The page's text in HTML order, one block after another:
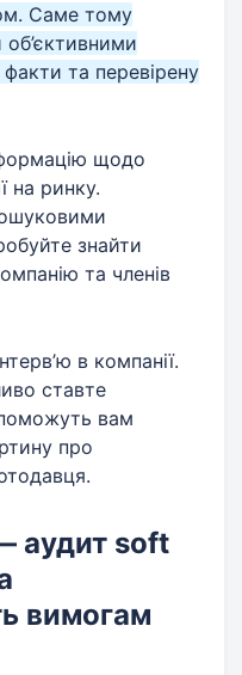
Саме тому
та перевірену
щодо
на ринку.
знайти
та членів
в компанії.
ставте
вам
про
аудит soft
вимогам